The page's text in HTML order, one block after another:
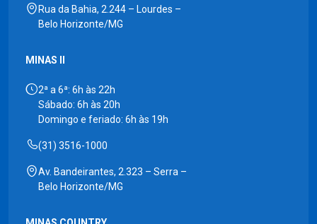
Rua da Bahia, 2.244 – Lourdes –
Belo Horizonte/MG
MINAS II
2ª a 6ª: 6h às 22h
Sábado: 6h às 20h
Domingo e feriado: 6h às 19h
(31) 3516-1000
Av. Bandeirantes, 2.323 – Serra –
Belo Horizonte/MG